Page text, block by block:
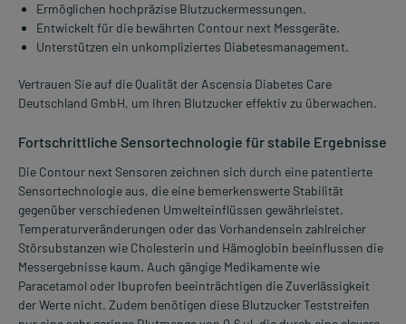
Ermöglichen hochpräzise Blutzuckermessungen.
Entwickelt für die bewährten Contour next Messgeräte.
Unterstützen ein unkompliziertes Diabetesmanagement.
Vertrauen Sie auf die Qualität der Ascensia Diabetes Care
Deutschland GmbH, um Ihren Blutzucker effektiv zu überwachen.
Fortschrittliche Sensortechnologie für stabile Ergebnisse
Die Contour next Sensoren zeichnen sich durch eine patentierte
Sensortechnologie aus, die eine bemerkenswerte Stabilität
gegenüber verschiedenen Umwelteinflüssen gewährleistet.
Temperaturveränderungen oder das Vorhandensein zahlreicher
Störsubstanzen wie Cholesterin und Hämoglobin beeinflussen die
Messergebnisse kaum. Auch gängige Medikamente wie
Paracetamol oder Ibuprofen beeinträchtigen die Zuverlässigkeit
der Werte nicht. Zudem benötigen diese Blutzucker Teststreifen